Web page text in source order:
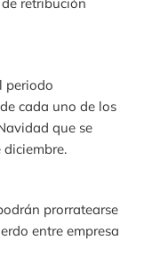
periodo
cada uno de los
que se
prorratearse
entre empresa